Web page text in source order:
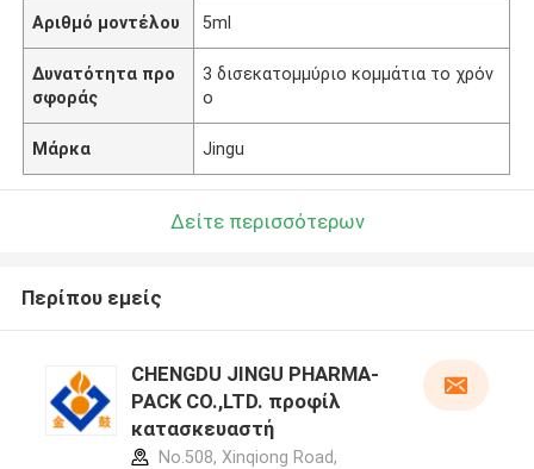
Αριθμό μοντέλου 5ml
Δυνατότητα προ
σφοράς
3 δισεκατομμύριο κομμάτια το χρόν
ο
Μάρκα Jingu
Δείτε περισσότερων
Περίπου εμείς
CHENGDU JINGU PHARMA-
PACK CO.,LTD. προφίλ
κατασκευαστή
No.508, Xinqiong Road,